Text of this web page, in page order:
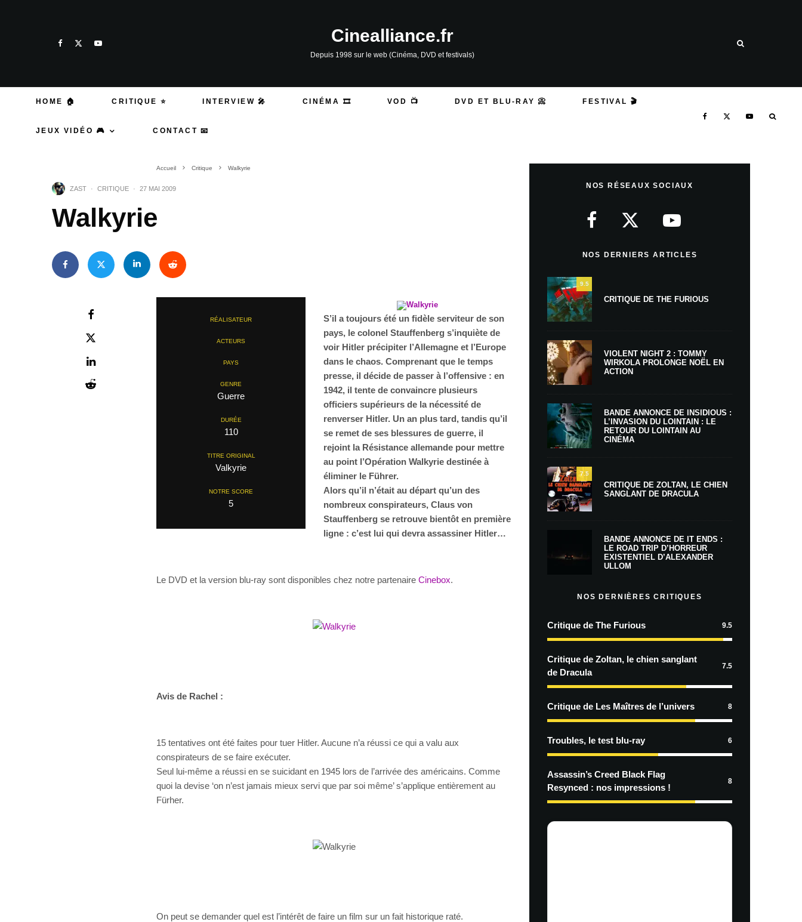
Cinealliance.fr
Depuis 1998 sur le web (Cinéma, DVD et festivals)
HOME 🏠 CRITIQUE ⭐ INTERVIEW 🎤 CINÉMA 🎞️ VOD 📺 DVD ET BLU-RAY 📀 FESTIVAL 🎬
JEUX VIDÉO 🎮 CONTACT 📧
Accueil Critique Walkyrie
ZAST · CRITIQUE · 27 MAI 2009
Walkyrie
RÉALISATEUR
ACTEURS
PAYS
GENRE
Guerre
DURÉE
110
TITRE ORIGINAL
Valkyrie
NOTRE SCORE
5
S’il a toujours été un fidèle serviteur de son
pays, le colonel Stauffenberg s’inquiète de
voir Hitler précipiter l’Allemagne et l’Europe
dans le chaos. Comprenant que le temps
presse, il décide de passer à l’offensive : en
1942, il tente de convaincre plusieurs
officiers supérieurs de la nécessité de
renverser Hitler. Un an plus tard, tandis qu’il
se remet de ses blessures de guerre, il
rejoint la Résistance allemande pour mettre
au point l’Opération Walkyrie destinée à
éliminer le Führer.
Alors qu’il n’était au départ qu’un des
nombreux conspirateurs, Claus von
Stauffenberg se retrouve bientôt en première
ligne : c’est lui qui devra assassiner Hitler…
Le DVD et la version blu-ray sont disponibles chez notre partenaire Cinebox.
Avis de Rachel :
15 tentatives ont été faites pour tuer Hitler. Aucune n’a réussi ce qui a valu aux
conspirateurs de se faire exécuter.
Seul lui-même a réussi en se suicidant en 1945 lors de l’arrivée des américains. Comme
quoi la devise ‘on n’est jamais mieux servi que par soi même’ s’applique entièrement au
Fürher.
On peut se demander quel est l’intérêt de faire un film sur un fait historique raté.
NOS RÉSEAUX SOCIAUX
NOS DERNIERS ARTICLES
9.5
CRITIQUE DE THE FURIOUS
VIOLENT NIGHT 2 : TOMMY
WIRKOLA PROLONGE NOËL EN
ACTION
BANDE ANNONCE DE INSIDIOUS :
L’INVASION DU LOINTAIN : LE
RETOUR DU LOINTAIN AU
CINÉMA
7.5
CRITIQUE DE ZOLTAN, LE CHIEN
SANGLANT DE DRACULA
BANDE ANNONCE DE IT ENDS :
LE ROAD TRIP D’HORREUR
EXISTENTIEL D’ALEXANDER
ULLOM
NOS DERNIÈRES CRITIQUES
Critique de The Furious 9.5
Critique de Zoltan, le chien sanglant
de Dracula
7.5
Critique de Les Maîtres de l’univers 8
Troubles, le test blu-ray 6
Assassin’s Creed Black Flag
Resynced : nos impressions !
8